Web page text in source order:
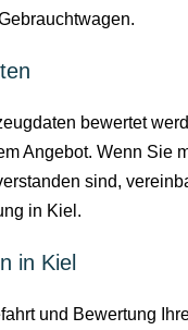
bewertet
Angebot. Wenn Sie
sind,
in Kiel.
in Kiel
und Bewertung